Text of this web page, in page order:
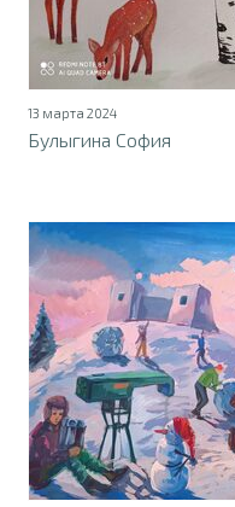
13 марта 2024
Булыгина София